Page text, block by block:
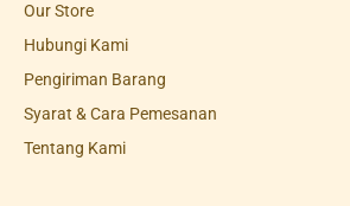
Our Store
Hubungi Kami
Pengiriman Barang
Syarat & Cara Pemesanan
Tentang Kami